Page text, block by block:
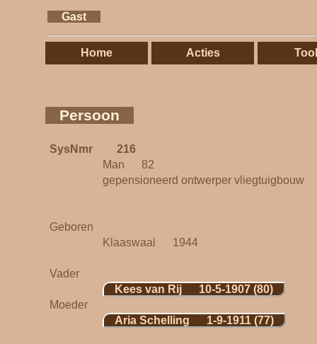
Gast
Home Acties
Persoon
SysNmr
216
Man 82
gepensioneerd ontwerper vliegtuigbouw
Geboren
Klaaswaal 1944
Vader
Kees van Rij 10-5-1907 (80)
Moeder
Aria Schelling 1-9-1911 (77)